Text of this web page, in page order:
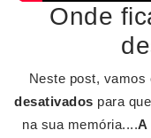
Onde
Neste post, vamos
desativados para
na sua memória....A